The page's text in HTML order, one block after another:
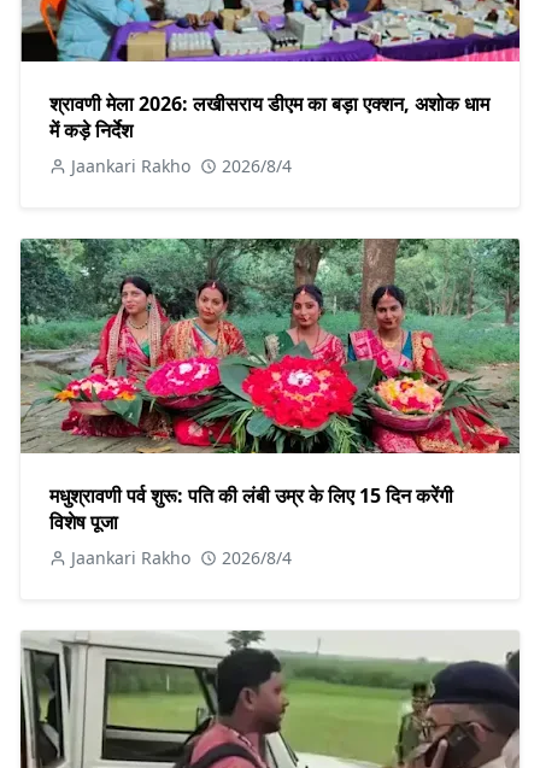
श्रावणी मेला 2026: लखीसराय डीएम का बड़ा एक्शन, अशोक धाम
में कड़े निर्देश
Jaankari Rakho 2026/8/4
मधुश्रावणी पर्व शुरू: पति की लंबी उम्र के लिए 15 दिन करेंगी
विशेष पूजा
Jaankari Rakho 2026/8/4